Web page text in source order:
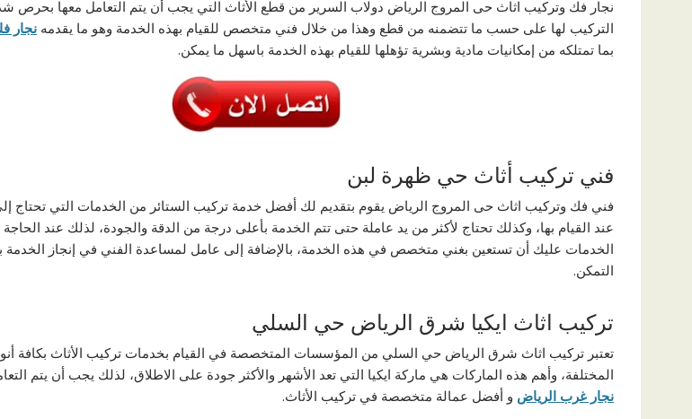
نجار فك وتركيب اثاث حى المروج الرياض دولاب السرير من قطع الأثاث التي يجب أن يتم التعامل معها بحرص
التركيب لها على حسب ما تتضمنه من قطع وهذا من خلال فني متخصص للقيام بهذه الخدمة وهو ما يقدمه نجار
بما تمتلكه من إمكانيات مادية وبشرية تؤهلها للقيام بهذه الخدمة باسهل ما يمكن.
فني تركيب أثاث حي ظهرة لبن
فني فك وتركيب اثاث حى المروج الرياض يقوم بتقديم لك أفضل خدمة تركيب الستائر من الخدمات التي تحتاج
عند القيام بها، وكذلك تحتاج لأكثر من يد عاملة حتى تتم الخدمة بأعلى درجة من الدقة والجودة، لذلك عند
الخدمات عليك أن تستعين بغني متخصص في هذه الخدمة، بالإضافة إلى عامل لمساعدة الفني في إنجاز الخدمة
التمكن.
تركيب اثاث ايكيا شرق الرياض حي السلي
تعتبر تركيب اثاث شرق الرياض حي السلي من المؤسسات المتخصصة في القيام بخدمات تركيب الأثاث بكافة
المختلفة، وأهم هذه الماركات هي ماركة ايكيا التي تعد الأشهر والأكثر جودة على الاطلاق، لذلك يجب أن يتم
نجار غرب الرياض و أفضل عمالة متخصصة في تركيب الأثاث.